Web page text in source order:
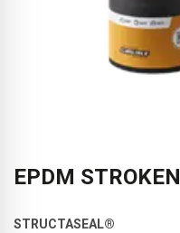
EPDM STROKEN
STRUCTASEAL®